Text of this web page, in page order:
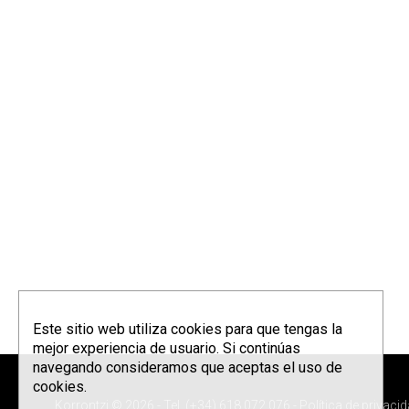
Política de
Este sitio web utiliza cookies para que tengas la
mejor experiencia de usuario. Si continúas
navegando consideramos que aceptas el uso de
cookies.